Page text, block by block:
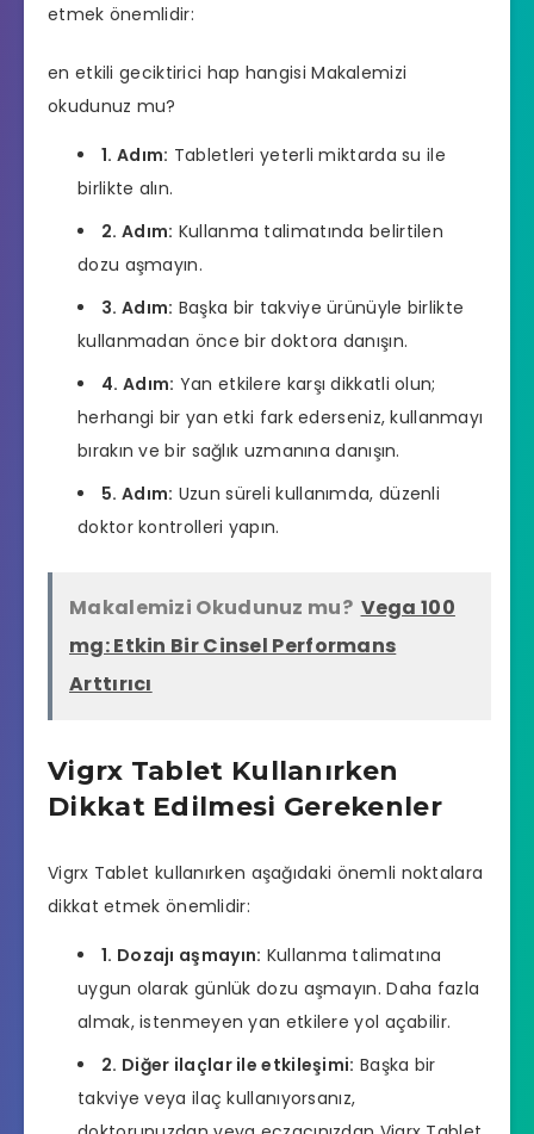
etmek önemlidir:
en etkili geciktirici hap hangisi Makalemizi
okudunuz mu?
1. Adım: Tabletleri yeterli miktarda su ile
birlikte alın.
2. Adım: Kullanma talimatında belirtilen
dozu aşmayın.
3. Adım: Başka bir takviye ürünüyle birlikte
kullanmadan önce bir doktora danışın.
4. Adım: Yan etkilere karşı dikkatli olun;
herhangi bir yan etki fark ederseniz, kullanmayı
bırakın ve bir sağlık uzmanına danışın.
5. Adım: Uzun süreli kullanımda, düzenli
doktor kontrolleri yapın.
Makalemizi Okudunuz mu? Vega 100
mg: Etkin Bir Cinsel Performans
Arttırıcı
Vigrx Tablet Kullanırken
Dikkat Edilmesi Gerekenler
Vigrx Tablet kullanırken aşağıdaki önemli noktalara
dikkat etmek önemlidir:
1. Dozajı aşmayın: Kullanma talimatına
uygun olarak günlük dozu aşmayın. Daha fazla
almak, istenmeyen yan etkilere yol açabilir.
2. Diğer ilaçlar ile etkileşimi: Başka bir
takviye veya ilaç kullanıyorsanız,